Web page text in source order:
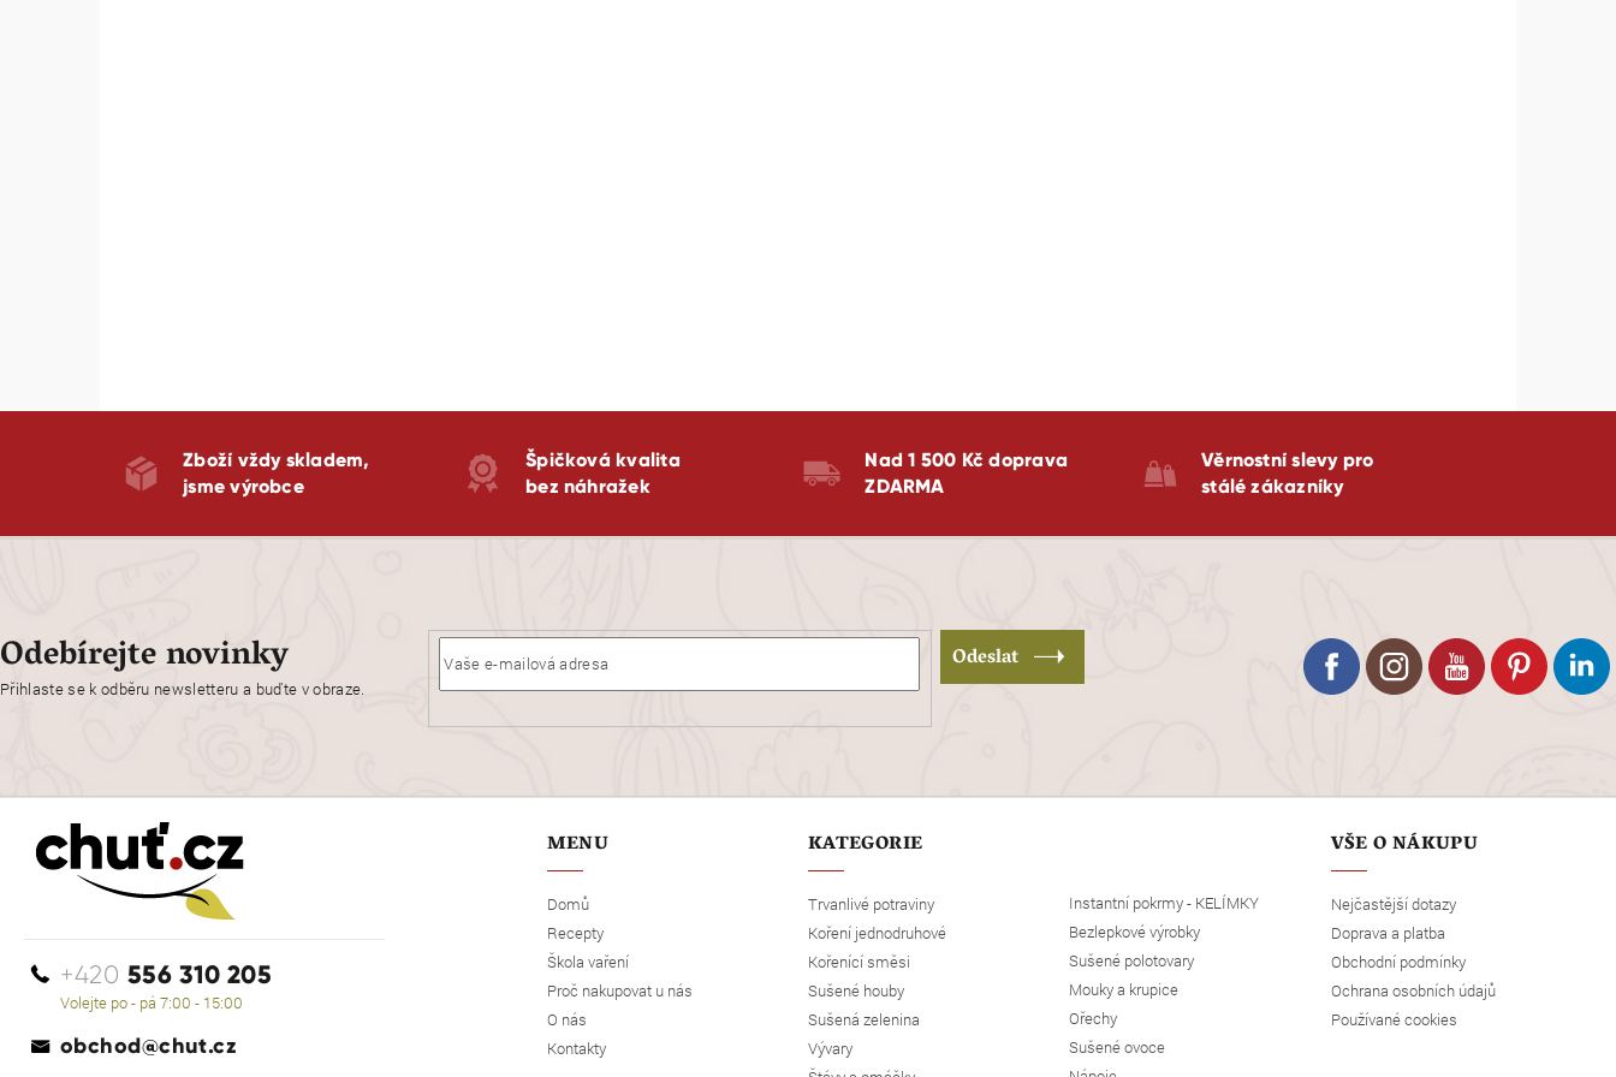
Zboží vždy skladem,
jsme výrobce
Špičková kvalita
bez náhražek
Nad 1 500 Kč doprava
ZDARMA
Věrnostní slevy pro
stálé zákazníky
Odebírejte novinky
Přihlaste se k odběru newsletteru a buďte v obraze.
Odeslat
+420 556 310 205
Volejte po - pá 7:00 - 15:00
obchod@chut.cz
MENU
Domů
Recepty
Škola vaření
Proč nakupovat u nás
O nás
Kontakty
KATEGORIE
Trvanlivé potraviny
Koření jednodruhové
Kořenící směsi
Sušené houby
Sušená zelenina
Vývary
Instantní pokrmy - KELÍMKY
Bezlepkové výrobky
Sušené polotovary
Mouky a krupice
Ořechy
Sušené ovoce
VŠE O NÁKUPU
Nejčastější dotazy
Doprava a platba
Obchodní podmínky
Ochrana osobních údajů
Používané cookies